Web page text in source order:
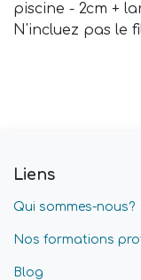
piscine - 2cm +
N'incluez pas le
Liens
Qui sommes-nous?
Nos formations
Blog